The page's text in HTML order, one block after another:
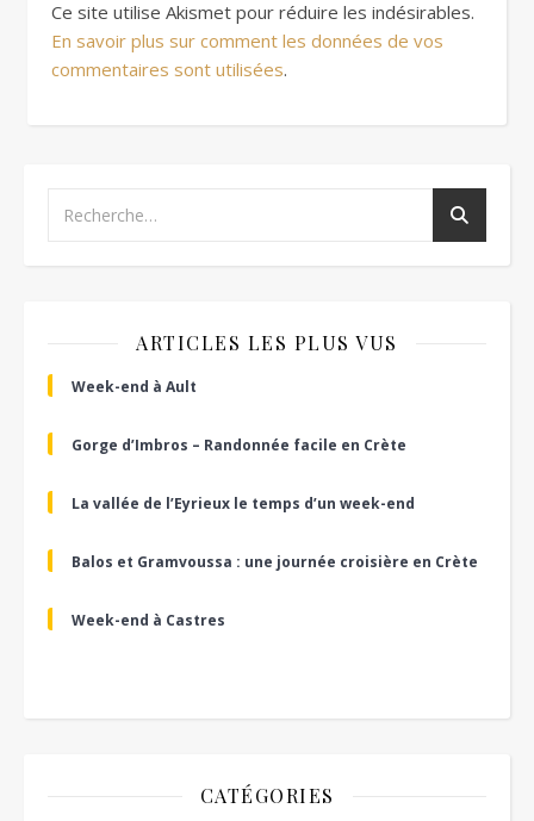
Ce site utilise Akismet pour réduire les indésirables.
En savoir plus sur comment les données de vos
commentaires sont utilisées.
ARTICLES LES PLUS VUS
Week-end à Ault
Gorge d’Imbros – Randonnée facile en Crète
La vallée de l’Eyrieux le temps d’un week-end
Balos et Gramvoussa : une journée croisière en Crète
Week-end à Castres
CATÉGORIES